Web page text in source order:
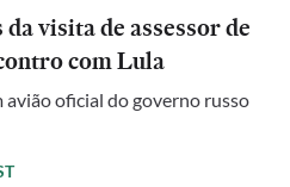
visita de assessor de
com Lula
oficial do governo russo